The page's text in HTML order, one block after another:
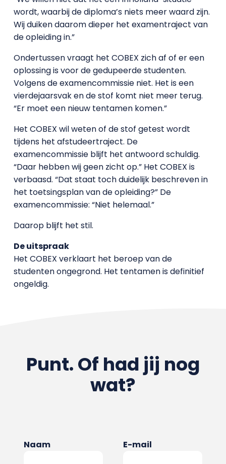
wordt, waarbij de diploma’s niets meer waard zijn.
Wij duiken daarom dieper het examentraject van
de opleiding in.”
Ondertussen vraagt het COBEX zich af of er een
oplossing is voor de gedupeerde studenten.
Volgens de examencommissie niet. Het is een
vierdejaarsvak en de stof komt niet meer terug.
“Er moet een nieuw tentamen komen.”
Het COBEX wil weten of de stof getest wordt
tijdens het afstudeertraject. De
examencommissie blijft het antwoord schuldig.
“Daar hebben wij geen zicht op.” Het COBEX is
verbaasd. “Dat staat toch duidelijk beschreven in
het toetsingsplan van de opleiding?” De
examencommissie: “Niet helemaal.”
Daarop blijft het stil.
De uitspraak
Het COBEX verklaart het beroep van de
studenten ongegrond. Het tentamen is definitief
ongeldig.
Punt. Of had jij nog
wat?
Naam E-mail